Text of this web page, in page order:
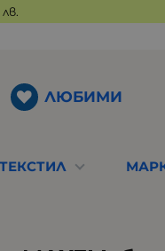
ЛЮБИМИ
ТЕКСТИЛ